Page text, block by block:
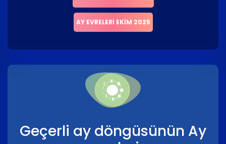
AY EVRELERI EKIM 2025
Geçerli ay döngüsünün Ay